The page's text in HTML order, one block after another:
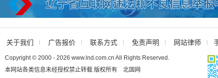
关于我们 广告报价 联系方式 免责声明 网站律师
Copyright © 2000 - 2026 www.lnd.com.cn All Rights Reserved.
本网站各类信息未经授权禁止转载 版权所有 北国网